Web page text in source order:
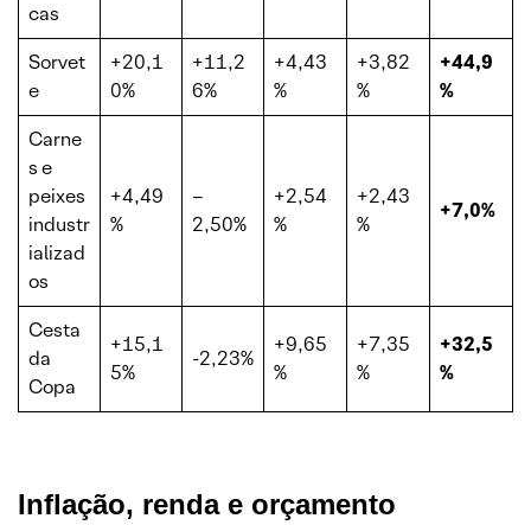
cas
Sorvet
e
+20,1
0%
+11,2
6%
+4,43
%
+3,82
%
+44,9
%
Carne
s e
peixes
industr
ializad
os
+4,49
%
–
2,50%
+2,54
%
+2,43
%
+7,0%
Cesta
da
Copa
+15,1
5%
-2,23%
+9,65
%
+7,35
%
+32,5
%
Inflação, renda e orçamento